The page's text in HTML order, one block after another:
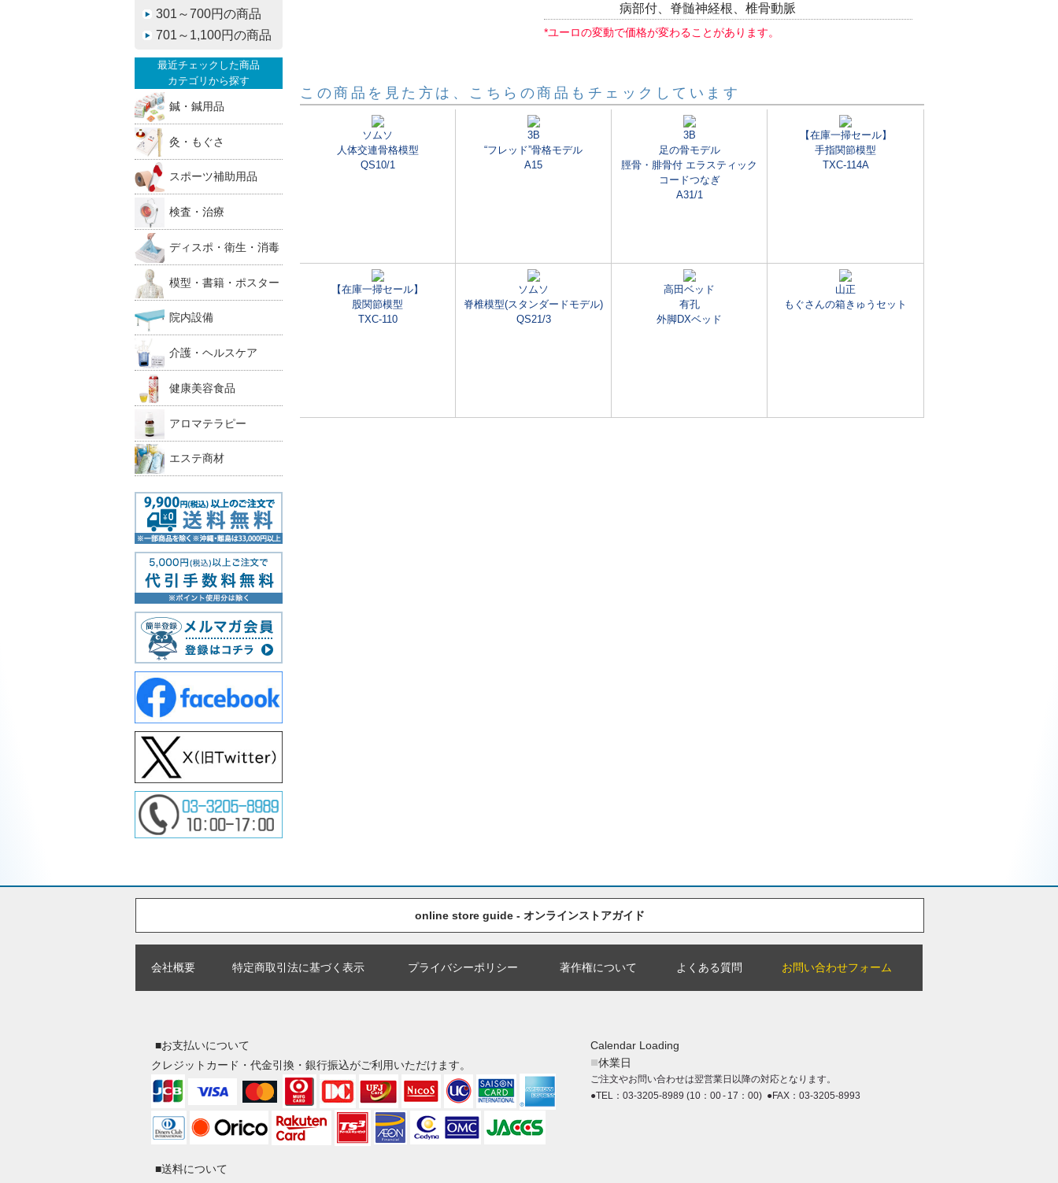
301～700円の商品
701～1,100円の商品
最近チェックした商品
カテゴリから探す
鍼・鍼用品
灸・もぐさ
スポーツ補助用品
検査・治療
ディスポ・衛生・消毒
模型・書籍・ポスター
院内設備
介護・ヘルスケア
健康美容食品
アロマテラピー
エステ商材
病部付、脊髄神経根、椎骨動脈
*ユーロの変動で価格が変わることがあります。
この商品を見た方は、こちらの商品もチェックしています
ソムソ
人体交連骨格模型
QS10/1
3B
“フレッド”骨格モデル
A15
3B
足の骨モデル
脛骨・腓骨付 エラスティック
コードつなぎ
A31/1
【在庫一掃セール】
手指関節模型
TXC-114A
【在庫一掃セール】
股関節模型
TXC-110
ソムソ
脊椎模型(スタンダードモデル)
QS21/3
高田ベッド
有孔
外脚DXベッド
山正
もぐさんの箱きゅうセット
online store guide - オンラインストアガイド
会社概要 特定商取引法に基づく表示 プライバシーポリシー 著作権について よくある質問 お問い合わせフォーム
■お支払いについて
クレジットカード・代金引換・銀行振込がご利用いただけます。
■送料について
Calendar Loading
■休業日
ご注文やお問い合わせは翌営業日以降の対応となります。
●TEL：03-3205-8989 (10：00 - 17：00) ●FAX：03-3205-8993